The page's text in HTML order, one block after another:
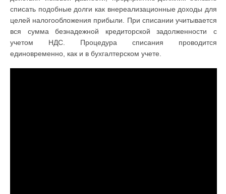
списать подобные долги как внереализационные доходы для
целей налогообложения прибыли. При списании учитывается
вся сумма безнадежной кредиторской задолженности с
учетом НДС. Процедура списания проводится
единовременно, как и в бухгалтерском учете.